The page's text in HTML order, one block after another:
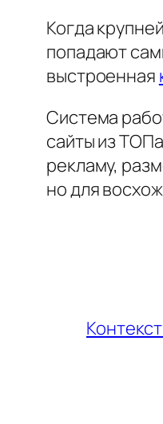
Когда
попадают
выстроенная
Система
сайты из
рекламу,
но для